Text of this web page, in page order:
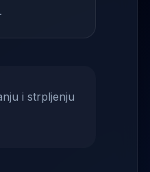
i strpljenju